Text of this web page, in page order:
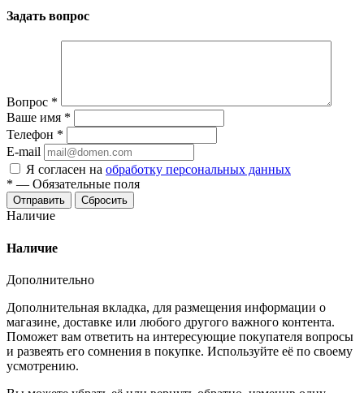
Задать вопрос
Вопрос *
Ваше имя *
Телефон *
E-mail
Я согласен на обработку персональных данных
* — Обязательные поля
Отправить Сбросить
Наличие
Наличие
Дополнительно
Дополнительная вкладка, для размещения информации о
магазине, доставке или любого другого важного контента.
Поможет вам ответить на интересующие покупателя вопросы
и развеять его сомнения в покупке. Используйте её по своему
усмотрению.